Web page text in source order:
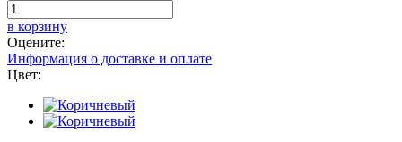
в корзину
Оцените:
Информация о доставке и оплате
Цвет: